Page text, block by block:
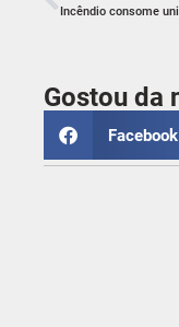
Incêndio consome
Gostou da
Facebook